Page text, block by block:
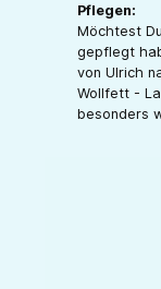
Pflegen:
Möchtest
gepflegt
von Ulrich
Wollfett -
besonders